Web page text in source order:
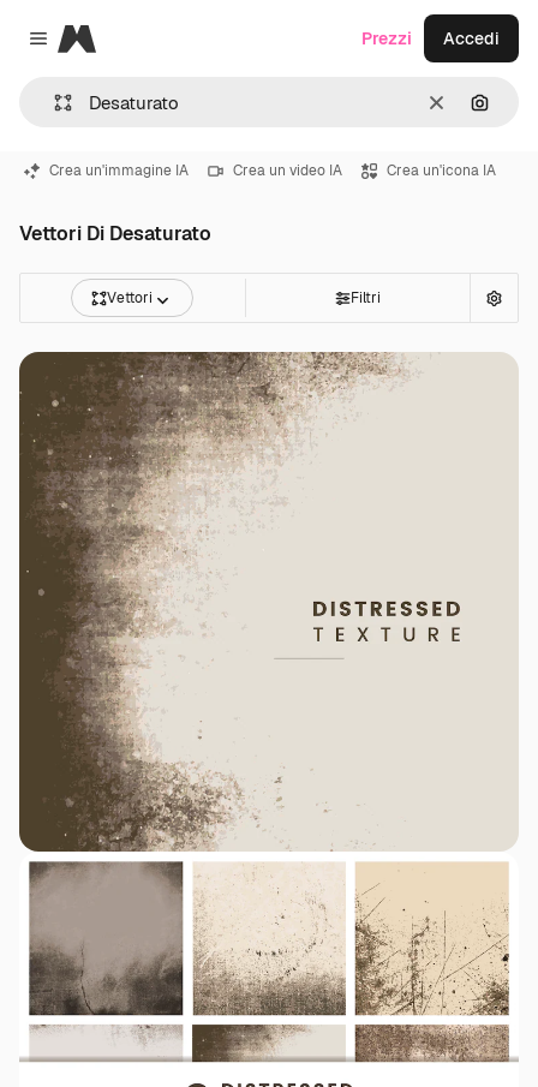
Close menu
Magnific
CancellaCerca
Prezzi Accedi
Crea un'immagine IA Crea un video IA Crea un'icona IA
Vettori Di Desaturato
Vettori Filtri